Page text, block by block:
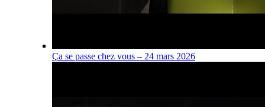
Ça se passe chez vous – 24 mars 2026